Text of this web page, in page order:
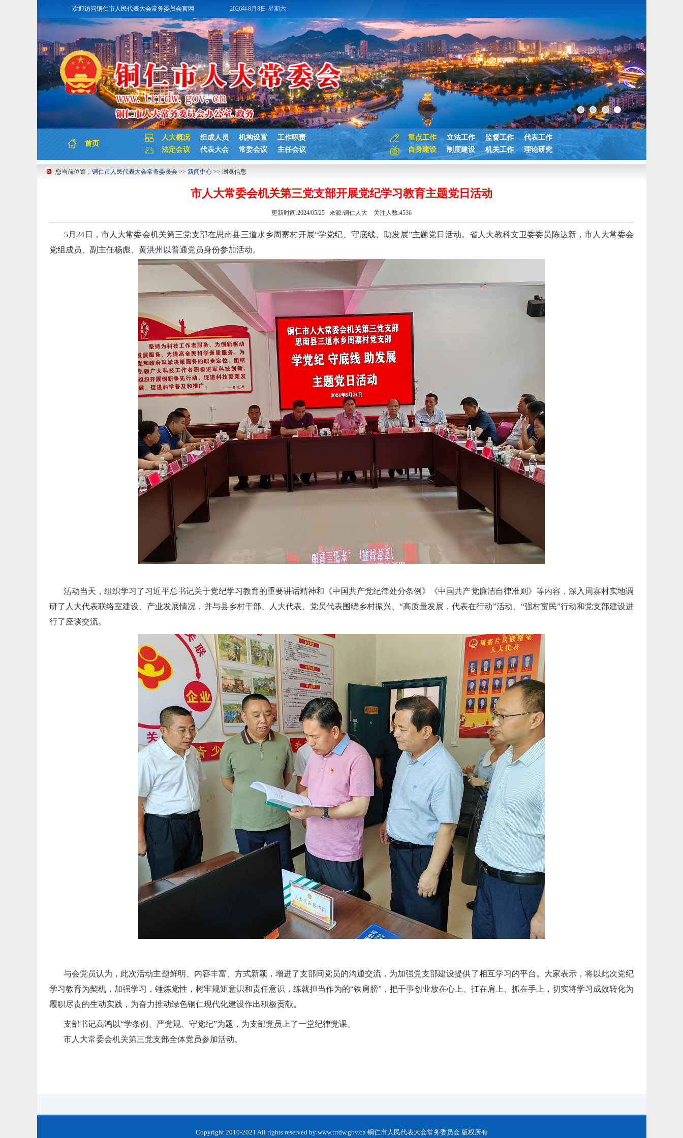
欢迎访问铜仁市人民代表大会常务委员会官网 2026年8月8日 星期六
首页
人大概况 组成人员 机构设置
工作职责
法定会议
代表大会 常委会议 主任会议
重点工作 立法工作 监督工作
代表工作
自身建设
制度建设 机关工作 理论研究
您当前位置： 铜仁市人民代表大会常务委员会>> 新闻中心>> 浏览信息
市人大常委会机关第三党支部开展党纪学习教育主题党日活动
更新时间:2024/05/25 来源:铜仁人大 关注人数:4536
5月24日，市人大常委会机关第三党支部在思南县三道水乡周寨村开展“学党纪、守底线、助发展”主题党日活动。省人大教科文卫委委员陈达新，市人大常委会
党组成员、副主任杨彪、黄洪州以普通党员身份参加活动。
活动当天，组织学习了习近平总书记关于党纪学习教育的重要讲话精神和《中国共产党纪律处分条例》《中国共产党廉洁自律准则》等内容，深入周寨村实地调
研了人大代表联络室建设、产业发展情况，并与县乡村干部、人大代表、党员代表围绕乡村振兴、“高质量发展，代表在行动”活动、“强村富民”行动和党支部建设进
行了座谈交流。
与会党员认为，此次活动主题鲜明、内容丰富、方式新颖，增进了支部间党员的沟通交流，为加强党支部建设提供了相互学习的平台。大家表示，将以此次党纪
学习教育为契机，加强学习，锤炼党性，树牢规矩意识和责任意识，练就担当作为的“铁肩膀”，把干事创业放在心上、扛在肩上、抓在手上，切实将学习成效转化为
履职尽责的生动实践，为奋力推动绿色铜仁现代化建设作出积极贡献。
支部书记高鸿以“学条例、严党规、守党纪”为题，为支部党员上了一堂纪律党课。
市人大常委会机关第三党支部全体党员参加活动。
Copyright 2010-2021 All rights reserved by www.trrdw.gov.cn 铜仁市人民代表大会常务委员会 版权所有